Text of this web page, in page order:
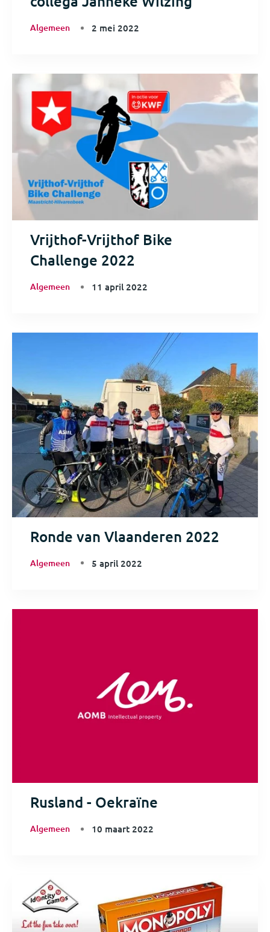
Algemeen 2 mei 2022
Vrijthof-Vrijthof Bike
Challenge 2022
Algemeen 11 april 2022
Ronde van Vlaanderen 2022
Algemeen 5 april 2022
Rusland - Oekraïne
Algemeen 10 maart 2022